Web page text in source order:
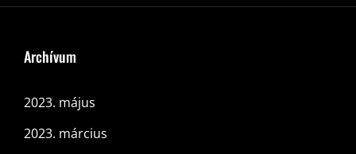
Archívum
2023. május
2023. március